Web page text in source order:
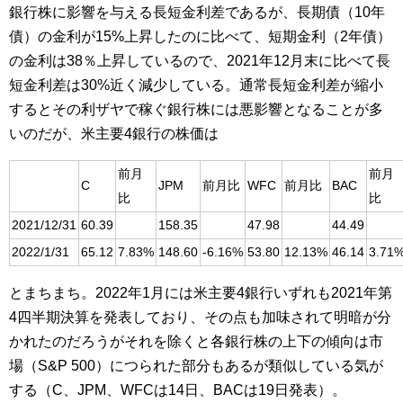
銀行株に影響を与える長短金利差であるが、長期債（10年
債）の金利が15%上昇したのに比べて、短期金利（2年債）
の金利は38％上昇しているので、2021年12月末に比べて長
短金利差は30%近く減少している。通常長短金利差が縮小
するとその利ザヤで稼ぐ銀行株には悪影響となることが多
いのだが、米主要4銀行の株価は
C
前月
比
JPM 前月比 WFC 前月比 BAC
前月
比
2021/12/31 60.39 158.35 47.98
44.49
2022/1/31
65.12 7.83% 148.60 -6.16% 53.80 12.13% 46.14
とまちまち。2022年1月には米主要4銀行いずれも2021年第
4四半期決算を発表しており、その点も加味されて明暗が分
かれたのだろうがそれを除くと各銀行株の上下の傾向は市
場（S&P 500）につられた部分もあるが類似している気が
する（C、JPM、WFCは14日、BACは19日発表）。